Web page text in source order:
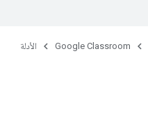
Google Classroom الأدلة